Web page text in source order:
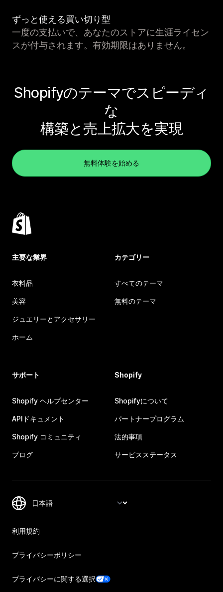
ずっと使える買い切り型
一度の支払いで、あなたのストアに生涯ライセン
スが付与されます。有効期限はありません。
Shopifyのテーマでスピーディ
な
構築と売上拡大を実現
無料体験を始める
主要な業界
衣料品
美容
ジュエリーとアクセサリー
ホーム
カテゴリー
すべてのテーマ
無料のテーマ
サポート
Shopify ヘルプセンター
APIドキュメント
Shopify コミュニティ
ブログ
Shopify
Shopifyについて
パートナープログラム
法的事項
サービスステータス
利用規約
プライバシーポリシー
プライバシーに関する選択